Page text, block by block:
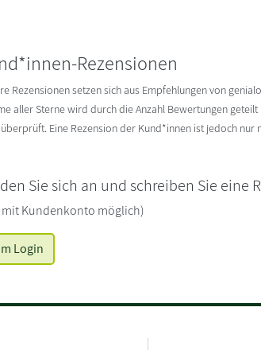
Rezensionen
Rezensionen setzen sich aus Empfehlungen von
aller Sterne wird durch die Anzahl Bewertungen
Eine Rezension der Kund*innen ist jedoch nur
Sie sich an und schreiben Sie eine
Kundenkonto möglich)
Login